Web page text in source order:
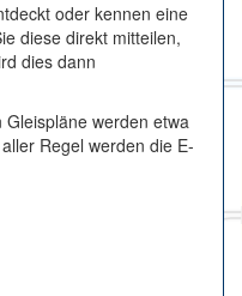
oder kennen eine
diese direkt mitteilen,
dies dann
werden etwa
Regel werden die E-